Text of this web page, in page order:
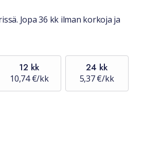
Jopa 36 kk ilman korkoja ja
12 kk
10,74 €/kk
24 kk
5,37 €/kk